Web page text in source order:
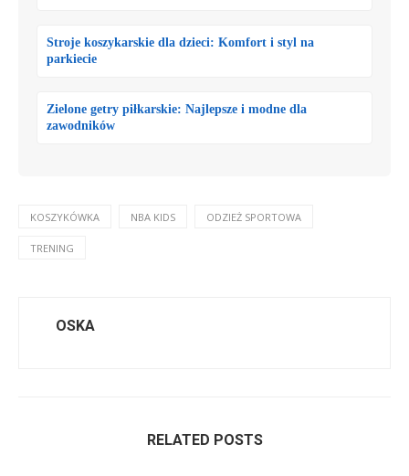
Stroje koszykarskie dla dzieci: Komfort i styl na
parkiecie
Zielone getry piłkarskie: Najlepsze i modne dla
zawodników
KOSZYKÓWKA NBA KIDS ODZIEŻ SPORTOWA
TRENING
OSKA
RELATED POSTS